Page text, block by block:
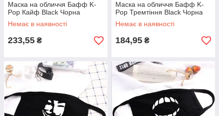
Маска на обличчя Бафф K-
Pop Кайф Black Чорна
Немає в наявності
233,55 ₴
Маска на обличчя Бафф K-
Pop Тремтіння Black Чорна
Немає в наявності
184,95 ₴